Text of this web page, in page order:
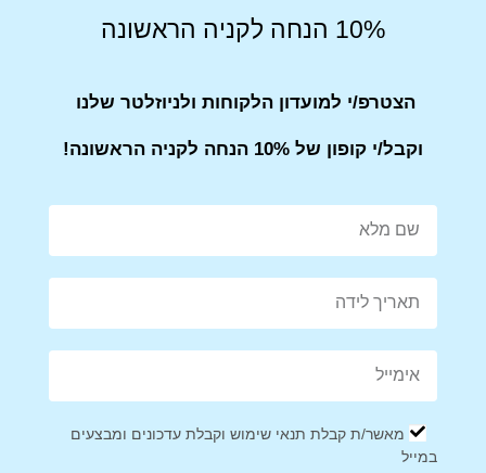
מוצרים קשורים
10% הנחה לקניה הראשונה
הצטרפ/י למועדון הלקוחות ולניוזלטר שלנו
וקבל/י קופון של 10% הנחה לקניה הראשונה!
מאשר/ת קבלת תנאי שימוש וקבלת עדכונים ומבצעים
במייל